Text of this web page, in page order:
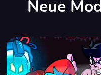
Neue